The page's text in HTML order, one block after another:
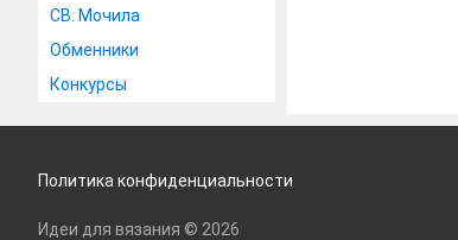
СВ. Мочила
Обменники
Конкурсы
Политика конфиденциальности
Идеи для вязания © 2026